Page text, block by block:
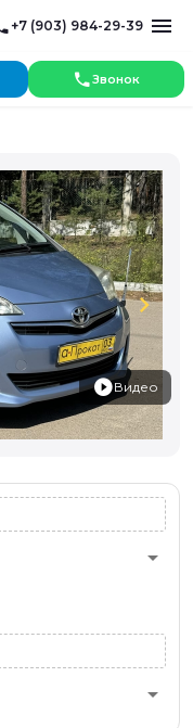
+7 (903) 984-29-39
Звонок
chevron_right
Видео
arrow_drop_down
arrow_drop_down